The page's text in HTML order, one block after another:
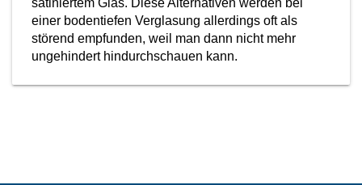
einer bodentiefen Verglasung allerdings oft als
störend empfunden, weil man dann nicht mehr
ungehindert hindurchschauen kann.